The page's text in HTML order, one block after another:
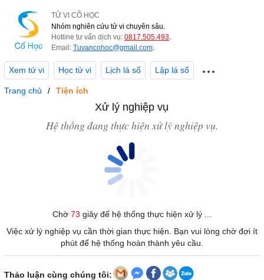
TỬ VI CỔ HỌC
Nhóm nghiên cứu tử vi chuyên sâu.
Hotline tư vấn dịch vụ: 0817.505.493.
Email: Tuvancohoc@gmail.com.
Xem tử vi Học tử vi Lịch lá số Lập lá số
Trang chủ Tiện ích
Xử lý nghiệp vụ
Hệ thống đang thực hiện xử lý nghiệp vụ.
Chờ 73 giây để hệ thống thực hiện xử lý ...
Việc xử lý nghiệp vụ cần thời gian thực hiện. Bạn vui lòng chờ đợi ít
phút để hệ thống hoàn thành yêu cầu.
Thảo luận cùng chúng tôi: